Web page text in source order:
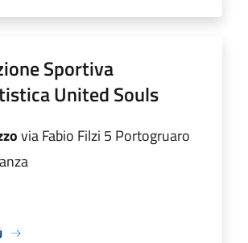
Sportiva
United Souls
via Fabio Filzi 5 Portogruaro